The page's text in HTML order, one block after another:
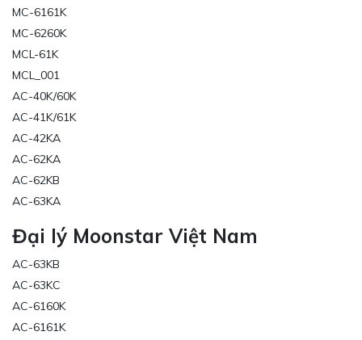
MC-6161K
MC-6260K
MCL-61K
MCL_001
AC-40K/60K
AC-41K/61K
AC-42KA
AC-62KA
AC-62KB
AC-63KA
Đại lý Moonstar Việt Nam
AC-63KB
AC-63KC
AC-6160K
AC-6161K